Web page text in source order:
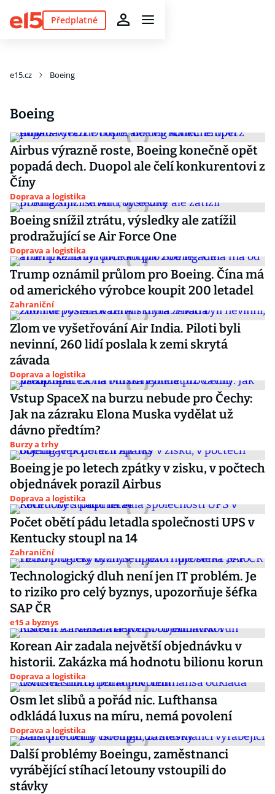
Předplatné
e15.cz Boeing
Boeing
Airbus výrazně roste, Boeing konečně opět
popadá dech. Duopol ale čelí konkurentovi z
Číny
Doprava a logistika
Boeing snížil ztrátu, výsledky ale zatížil
prodražující se Air Force One
Doprava a logistika
Trump oznámil průlom pro Boeing. Čína má
od amerického výrobce koupit 200 letadel
Zahraniční
Zlom ve vyšetřování Air India. Piloti byli
nevinní, 260 lidí poslala k zemi skrytá
závada
Doprava a logistika
Vstup SpaceX na burzu nebude pro Čechy:
Jak na zázraku Elona Muska vydělat už
dávno předtím?
Burzy a trhy
Boeing je po letech zpátky v zisku, v počtech
objednávek porazil Airbus
Doprava a logistika
Počet obětí pádu letadla společnosti UPS v
Kentucky stoupl na 14
Zahraniční
Technologický dluh není jen IT problém. Je
to riziko pro celý byznys, upozorňuje šéfka
SAP ČR
e15 a byznys
Korean Air zadala největší objednávku v
historii. Zakázka má hodnotu bilionu korun
Doprava a logistika
Osm let slibů a pořád nic. Lufthansa
odkládá luxus na míru, nemá povolení
Doprava a logistika
Další problémy Boeingu, zaměstnanci
vyrábějící stíhací letouny vstoupili do
stávky